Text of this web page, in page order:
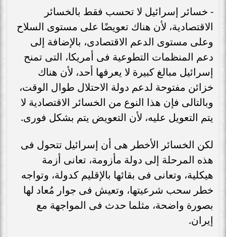
- خسائر إسرائيل لا تحسب فقط بالخسائر
الاقتصادية، لأن هناك تعويضًا على مستوى السلاح
وعلى مستوى الدعم الاقتصادى، بالإضافة إلى
دعم المنظمات التطوعية فى أمريكا، التى تمنح
إسرائيل مبالغ كبيرة لا يعرفها أحد، لأن هناك
خزائن مفتوحة لدعم دولة الاحتلال طوال الوقت،
وبالتالى فإن هذا النوع من الخسائر الاقتصادية لا
يتم التعويل عليه، لأن التعويض يتم بشكل فورى.
لكن الخسائر الأخطر هى أن إسرائيل تتحول فى
هذه المرحلة إلى دولة مأزومة، تعانى أزمة
هيكلية، وتعانى فى بقائها بالإقليم كدولة، وتواجه
خطر سحب شرعيتها، وتعيش فى جوار مُعاد لها
بصورة واضحة، مثلما حدث فى المواجهة مع
إيران.